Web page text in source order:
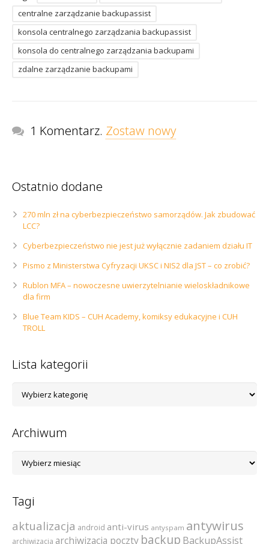
centralne zarządzanie backupassist
konsola centralnego zarządzania backupassist
konsola do centralnego zarządzania backupami
zdalne zarządzanie backupami
1 Komentarz. Zostaw nowy
Ostatnio dodane
270 mln zł na cyberbezpieczeństwo samorządów. Jak zbudować
LCC?
Cyberbezpieczeństwo nie jest już wyłącznie zadaniem działu IT
Pismo z Ministerstwa Cyfryzacji UKSC i NIS2 dla JST – co zrobić?
Rublon MFA – nowoczesne uwierzytelnianie wieloskładnikowe
dla firm
Blue Team KIDS – CUH Academy, komiksy edukacyjne i CUH
TROLL
Lista kategorii
kategorii
Archiwum
Tagi
aktualizacja android anti-virus antyspam antywirus
archiwizacja archiwizacja poczty backup BackupAssist